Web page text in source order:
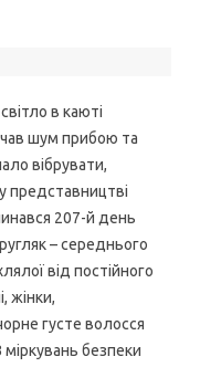
в каюті
шум прибою та
вібрувати,
представництві
207-й день
– середнього
від постійного
жінки,
густе волосся
безпеки